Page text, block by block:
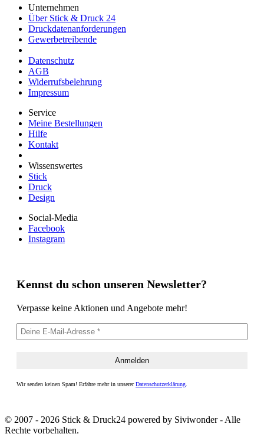
Unternehmen
Über Stick & Druck 24
Druckdatenanforderungen
Gewerbetreibende
Datenschutz
AGB
Widerrufsbelehrung
Impressum
Service
Meine Bestellungen
Hilfe
Kontakt
Wissenswertes
Stick
Druck
Design
Social-Media
Facebook
Instagram
Kennst du schon unseren Newsletter?
Verpasse keine Aktionen und Angebote mehr!
Wir senden keinen Spam! Erfahre mehr in unsererDatenschutzerklärung
© 2007 - 2026 Stick & Druck24 powered by Siviwonder - Alle
Rechte vorbehalten.